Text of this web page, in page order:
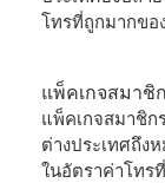
โทรที่ถูกมากขอ
แพ็คเกจสมาชิ
แพ็คเกจสมาชิก
ต่างประเทศถึง
ในอัตราค่าโทร